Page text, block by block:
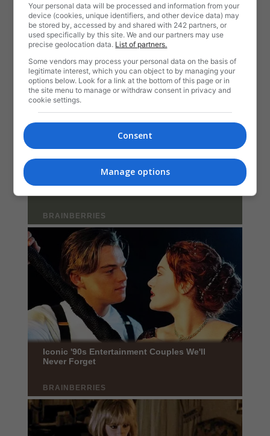
Your personal data will be processed and information from your
device (cookies, unique identifiers, and other device data) may
be stored by, accessed by and shared with 242 partners, or
used specifically by this site. We and our partners may use
precise geolocation data. List of partners.
Some vendors may process your personal data on the basis of
legitimate interest, which you can object to by managing your
options below. Look for a link at the bottom of this page or in
the site menu to manage or withdraw consent in privacy and
cookie settings.
Consent
Manage options